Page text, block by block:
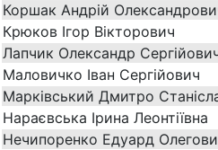
Коршак Андрій
Крюков Ігор Вікторович
Лапчик Олександр
Маловичко Іван Сергійович
Марківський Дмитро
Нараєвська Ірина Леонтіївна
Нечипоренко Едуард